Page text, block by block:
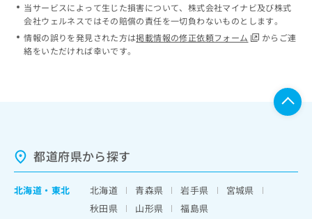
当サービスによって生じた損害について、株式会社マイナビ及び株式
会社ウェルネスではその賠償の責任を一切負わないものとします。
情報の誤りを発見された方は掲載情報の修正依頼フォーム
からご連
絡をいただければ幸いです。
都道府県から探す
北海道 ・ 東北 北海道 青森県 岩手県
宮城県
秋田県
山形県
福島県